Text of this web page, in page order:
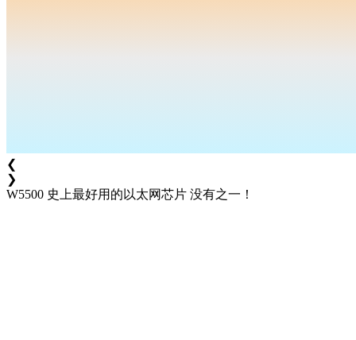
❮
❯
W5500 史上最好用的以太网芯片 没有之一！